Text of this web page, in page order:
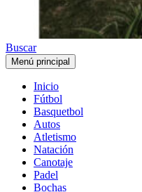
Buscar
Menú principal
Inicio
Fútbol
Basquetbol
Autos
Atletismo
Natación
Canotaje
Padel
Bochas